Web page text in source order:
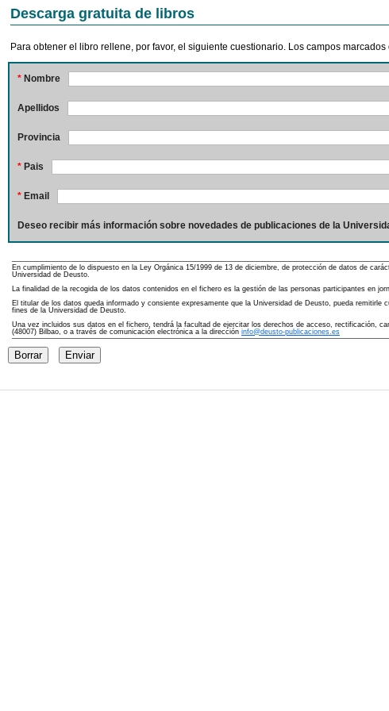
Descarga gratuita de libros
Para obtener el libro rellene, por favor, el siguiente cuestionario. Los campos
* Nombre
Apellidos
Provincia
* Pais
* Email
Deseo recibir más información sobre novedades de publicaciones de la
En cumplimiento de lo dispuesto en la Ley Orgánica 15/1999 de 13 de diciembre, de protección de datos de
Universidad de Deusto.
La finalidad de la recogida de los datos contenidos en el fichero es la gestión de las personas participantes en
El titular de los datos queda informado y consiente expresamente que la Universidad de Deusto, pueda
fines de la Universidad de Deusto.
Una vez incluidos sus datos en el fichero, tendrá la facultad de ejercitar los derechos de acceso, rectificación,
(48007) Bilbao, o a través de comunicación electrónica a la dirección info@deusto-publicaciones.es
Borrar Enviar